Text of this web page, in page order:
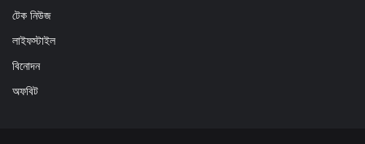
টেক নিউজ
লাইফস্টাইল
বিনোদন
অফবিট